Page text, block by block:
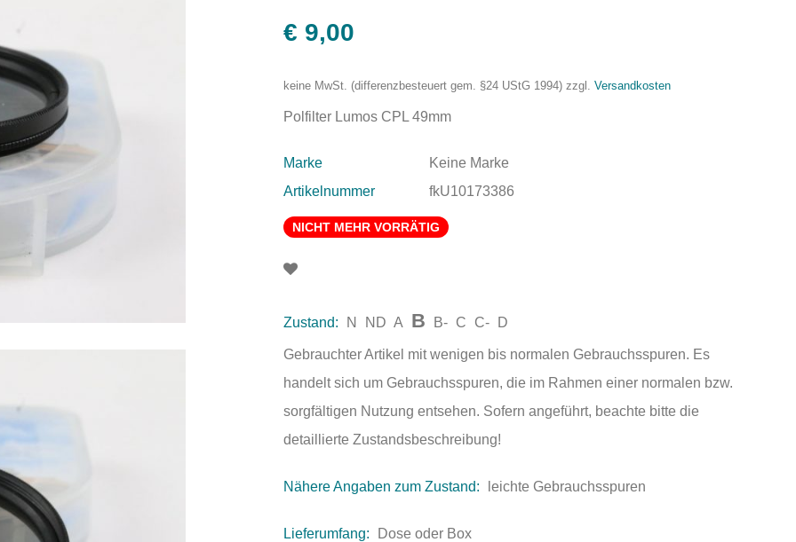
€ 9,00
keine MwSt. (differenzbesteuert gem. §24 UStG 1994) zzgl. Versandkosten
Polfilter Lumos CPL 49mm
Marke
Keine Marke
Artikelnummer
fkU10173386
NICHT MEHR VORRÄTIG
Zustand: N ND A B B- C C- D
Gebrauchter Artikel mit wenigen bis normalen Gebrauchsspuren. Es
handelt sich um Gebrauchsspuren, die im Rahmen einer normalen bzw.
sorgfältigen Nutzung entsehen. Sofern angeführt, beachte bitte die
detaillierte Zustandsbeschreibung!
Nähere Angaben zum Zustand: leichte Gebrauchsspuren
Lieferumfang: Dose oder Box